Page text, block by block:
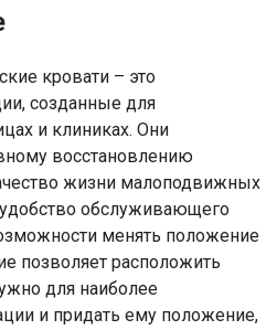
кровати – это
созданные для
и клиниках. Они
восстановлению
жизни малоподвижных
обслуживающего
менять положение
позволяет расположить
для наиболее
и придать ему положение,